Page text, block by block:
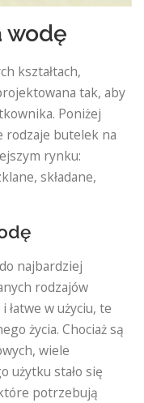
wodę
kształtach,
tak, aby
Poniżej
rodzaje butelek na
rynku:
składane,
najbardziej
rodzajów
w użyciu, te
życia. Chociaż są
wiele
użytku stało się
potrzebują